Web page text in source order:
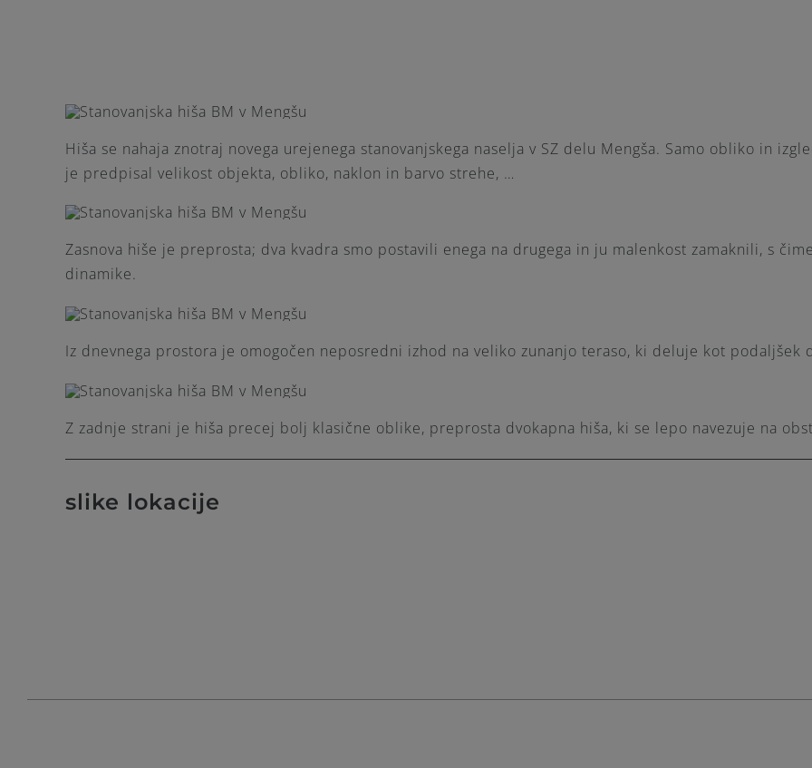
Hiša se nahaja znotraj novega urejenega stanovanjskega naselja v SZ delu Mengša. Samo obliko in
je predpisal velikost objekta, obliko, naklon in barvo strehe, …
Zasnova hiše je preprosta; dva kvadra smo postavili enega na drugega in ju malenkost zamaknili, s
dinamike.
Iz dnevnega prostora je omogočen neposredni izhod na veliko zunanjo teraso, ki deluje kot podaljšek
Z zadnje strani je hiša precej bolj klasične oblike, preprosta dvokapna hiša, ki se lepo navezuje na
slike lokacije